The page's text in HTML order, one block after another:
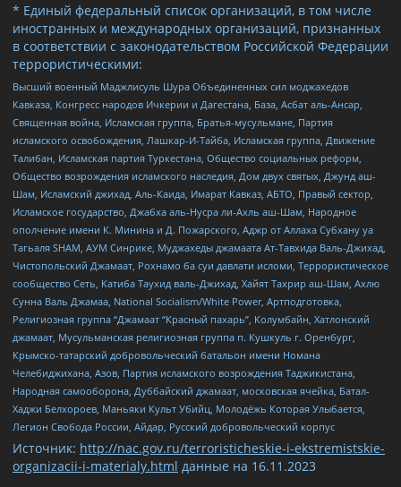
* Единый федеральный список организаций, в том числе
иностранных и международных организаций, признанных
в соответствии с законодательством Российской Федерации
террористическими:
Высший военный Маджлисуль Шура Объединенных сил моджахедов
Кавказа, Конгресс народов Ичкерии и Дагестана, База, Асбат аль-Ансар,
Священная война, Исламская группа, Братья-мусульмане, Партия
исламского освобождения, Лашкар-И-Тайба, Исламская группа, Движение
Талибан, Исламская партия Туркестана, Общество социальных реформ,
Общество возрождения исламского наследия, Дом двух святых, Джунд аш-
Шам, Исламский джихад, Аль-Каида, Имарат Кавказ, АБТО, Правый сектор,
Исламское государство, Джабха аль-Нусра ли-Ахль аш-Шам, Народное
ополчение имени К. Минина и Д. Пожарского, Аджр от Аллаха Субхану уа
Тагьаля SHAM, АУМ Синрике, Муджахеды джамаата Ат-Тавхида Валь-Джихад,
Чистопольский Джамаат, Рохнамо ба суи давлати исломи, Террористическое
сообщество Сеть, Катиба Таухид валь-Джихад, Хайят Тахрир аш-Шам, Ахлю
Сунна Валь Джамаа, National Socialism/White Power, Артподготовка,
Религиозная группа “Джамаат “Красный пахарь”, Колумбайн, Хатлонский
джамаат, Мусульманская религиозная группа п. Кушкуль г. Оренбург,
Крымско-татарский добровольческий батальон имени Номана
Челебиджихана, Азов, Партия исламского возрождения Таджикистана,
Народная самооборона, Дуббайский джамаат, московская ячейка, Батал-
Хаджи Белхороев, Маньяки Культ Убийц, Молодёжь Которая Улыбается,
Легион Свобода России, Айдар, Русский добровольческий корпус
Источник: http://nac.gov.ru/terroristicheskie-i-ekstremistskie-
organizacii-i-materialy.html данные на 16.11.2023